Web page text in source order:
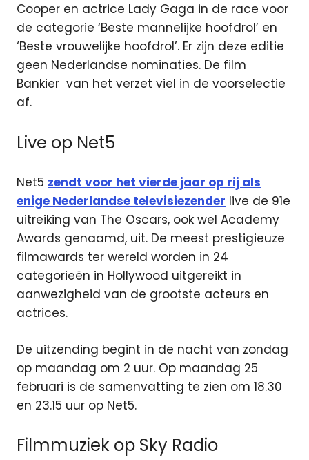
Cooper en actrice Lady Gaga in de race voor
de categorie ‘Beste mannelijke hoofdrol’ en
‘Beste vrouwelijke hoofdrol’. Er zijn deze editie
geen Nederlandse nominaties. De film
Bankier van het verzet viel in de voorselectie
af.
Live op Net5
Net5 zendt voor het vierde jaar op rij als
enige Nederlandse televisiezender live de 91e
uitreiking van The Oscars, ook wel Academy
Awards genaamd, uit. De meest prestigieuze
filmawards ter wereld worden in 24
categorieën in Hollywood uitgereikt in
aanwezigheid van de grootste acteurs en
actrices.
De uitzending begint in de nacht van zondag
op maandag om 2 uur. Op maandag 25
februari is de samenvatting te zien om 18.30
en 23.15 uur op Net5.
Filmmuziek op Sky Radio